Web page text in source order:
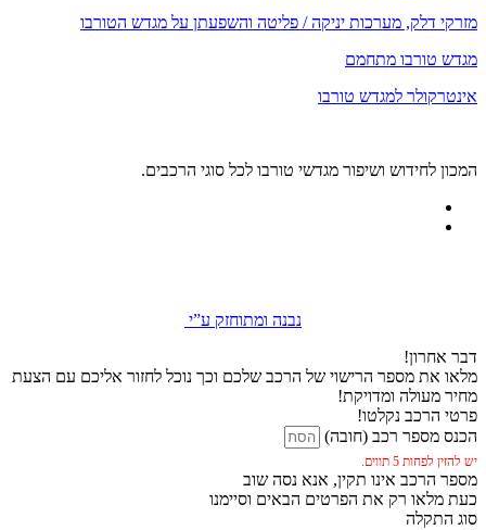
מזרקי דלק, מערכות יניקה / פליטה והשפעתן על מגדש הטורבו
מגדש טורבו מתחמם
אינטרקולר למגדש טורבו
המכון לחידוש ושיפור מגדשי טורבו לכל סוגי הרכבים.
נבנה ומתוחזק ע”י
דבר אחרון!
מלאו את מספר הרישוי של הרכב שלכם וכך נוכל לחזור אליכם עם הצעת
מחיר מעולה ומדויקת!
פרטי הרכב נקלטו!
הכנס מספר רכב (חובה)
יש להזין לפחות 5 תווים.
מספר הרכב אינו תקין, אנא נסה שוב
כעת מלאו רק את הפרטים הבאים וסיימנו
סוג התקלה